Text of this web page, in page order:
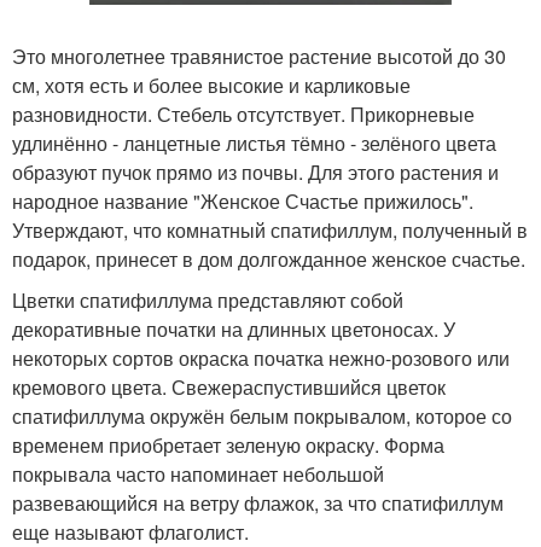
Это многолетнее травянистое растение высотой до 30
см, хотя есть и более высокие и карликовые
разновидности. Стебель отсутствует. Прикорневые
удлинённо - ланцетные листья тёмно - зелёного цвета
образуют пучок прямо из почвы. Для этого растения и
народное название "Женское Счастье прижилось".
Утверждают, что комнатный спатифиллум, полученный в
подарок, принесет в дом долгожданное женское счастье.
Цветки спатифиллума представляют собой
декоративные початки на длинных цветоносах. У
некоторых сортов окраска початка нежно-розового или
кремового цвета. Свежераспустившийся цветок
спатифиллума окружён белым покрывалом, которое со
временем приобретает зеленую окраску. Форма
покрывала часто напоминает небольшой
развевающийся на ветру флажок, за что спатифиллум
еще называют флаголист.